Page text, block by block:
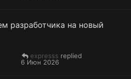
разработчика на новый
6 Июн 2026
expresss